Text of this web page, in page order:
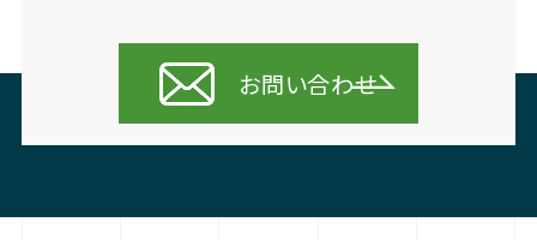
お問い合わせ